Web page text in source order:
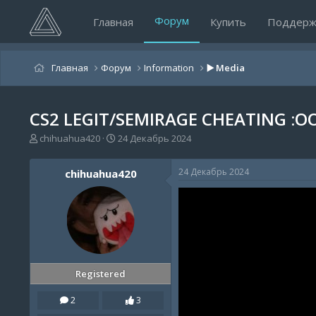
Главная Форум Купить
Главная Форум Information ▶️ Media
CS2 LEGIT/SEMIRAGE CHEATING
А
т
chihuahua420
Д
т
а
н
а
ч
а
л
а
24 Декабрь 2024
chihuahua420
Registered
2 3
24 Декабрь 2024